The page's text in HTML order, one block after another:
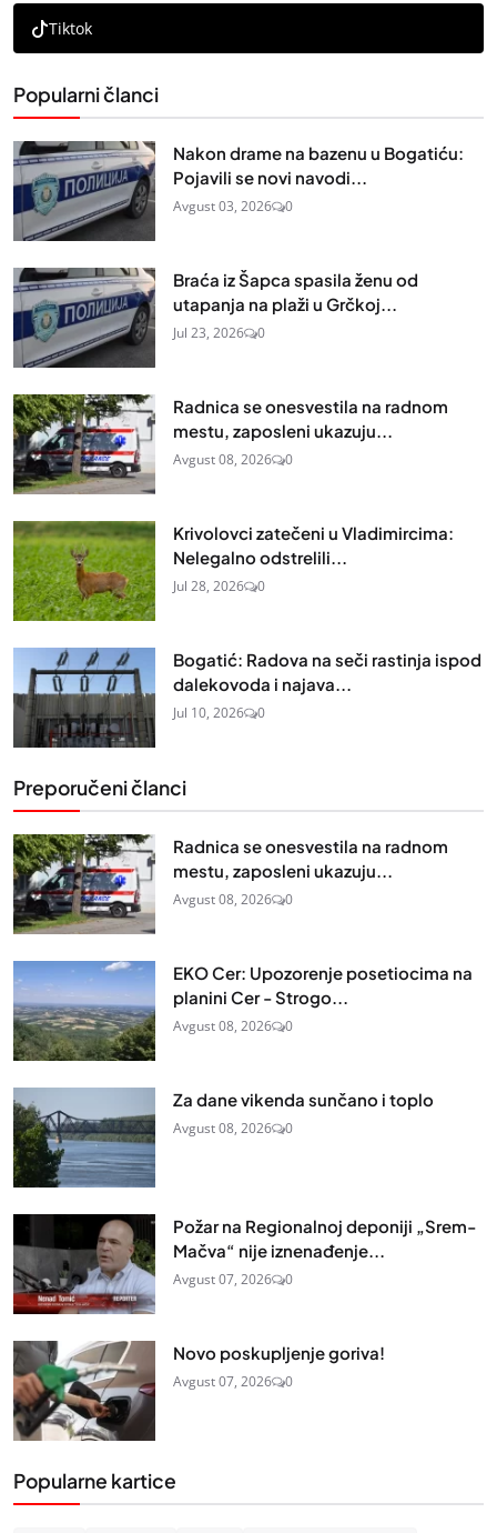
Tiktok
Popularni članci
Nakon drame na bazenu u Bogatiću:
Pojavili se novi navodi...
Avgust 03, 2026 0
Braća iz Šapca spasila ženu od
utapanja na plaži u Grčkoj...
Jul 23, 2026 0
Radnica se onesvestila na radnom
mestu, zaposleni ukazuju...
Avgust 08, 2026 0
Krivolovci zatečeni u Vladimircima:
Nelegalno odstrelili...
Jul 28, 2026 0
Bogatić: Radova na seči rastinja ispod
dalekovoda i najava...
Jul 10, 2026 0
Preporučeni članci
Radnica se onesvestila na radnom
mestu, zaposleni ukazuju...
Avgust 08, 2026 0
EKO Cer: Upozorenje posetiocima na
planini Cer - Strogo...
Avgust 08, 2026 0
Za dane vikenda sunčano i toplo
Avgust 08, 2026 0
Požar na Regionalnoj deponiji „Srem-
Mačva“ nije iznenađenje...
Avgust 07, 2026 0
Novo poskupljenje goriva!
Avgust 07, 2026 0
Popularne kartice